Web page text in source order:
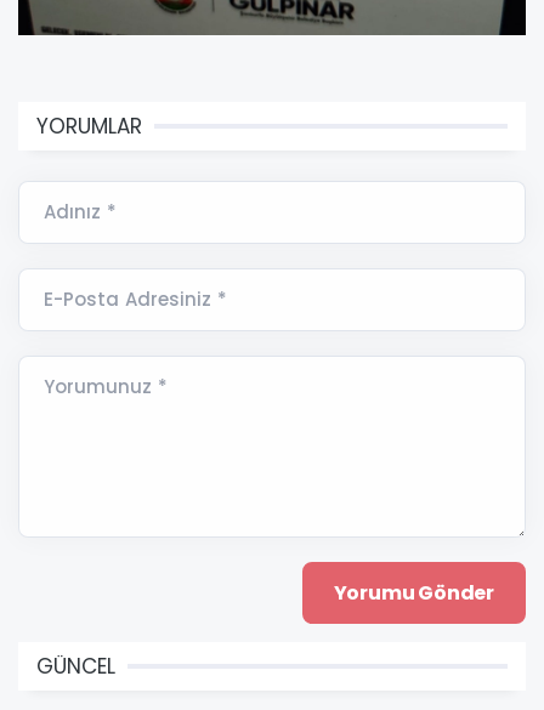
YORUMLAR
Adınız *
E-Posta Adresiniz *
Yorumunuz *
GÜNCEL